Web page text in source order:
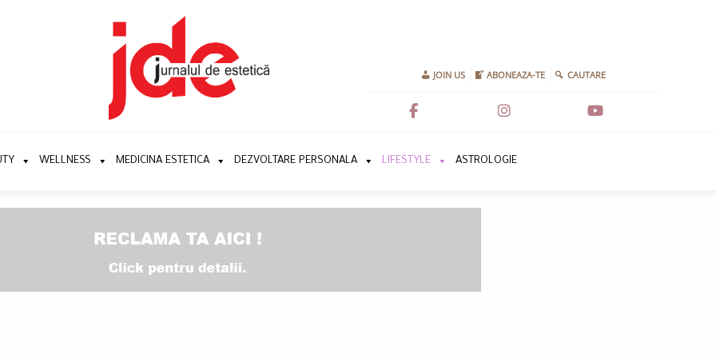
JOIN US ABONEAZA-TE CAUTARE
WELLNESS MEDICINA ESTETICA DEZVOLTARE PERSONALA LIFESTYLE ASTROLOGIE